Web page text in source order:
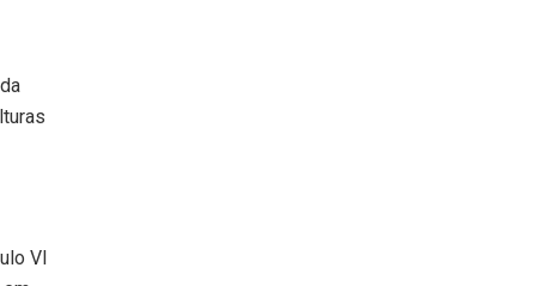
VI